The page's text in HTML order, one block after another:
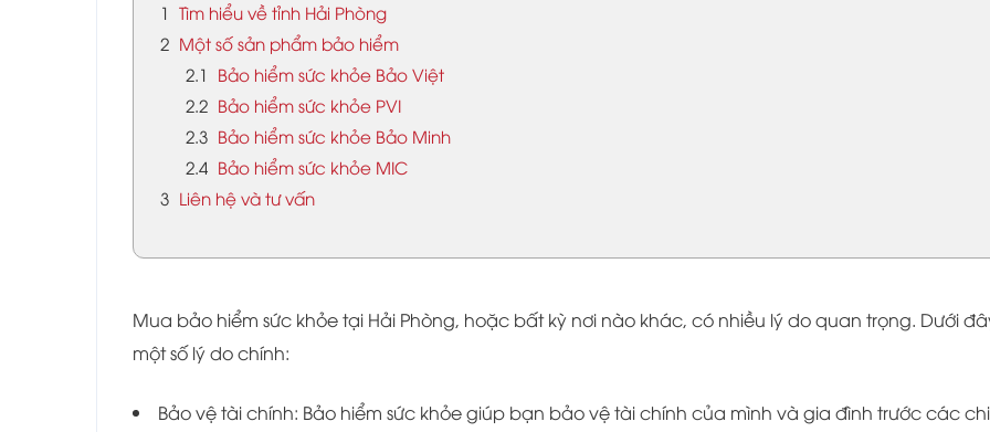
1 Tìm hiểu về tỉnh Hải Phòng
2 Một số sản phẩm bảo hiểm
2.1
Bảo hiểm sức khỏe Bảo Việt
2.2 Bảo hiểm sức khỏe PVI
2.3 Bảo hiểm sức khỏe Bảo Minh
2.4 Bảo hiểm sức khỏe MIC
3 Liên hệ và tư vấn
Mua bảo hiểm sức khỏe tại Hải Phòng, hoặc bất kỳ nơi nào khác, có nhiều lý do quan trọng. Dưới
một số lý do chính:
Bảo vệ tài chính: Bảo hiểm sức khỏe giúp bạn bảo vệ tài chính của mình và gia đình trước các